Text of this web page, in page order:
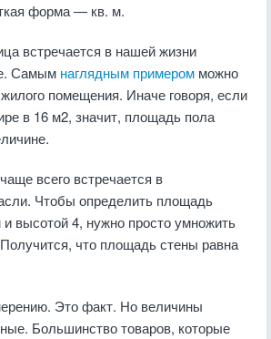
форма — кв. м.
встречается в нашей жизни
Самым наглядным примером можно
помещения. Иначе говоря, если
в 16 м2, значит, площадь пола
всего встречается в
Чтобы определить площадь
высотой 4, нужно просто умножить
что площадь стены равна
Это факт. Но величины
Большинство товаров, которые